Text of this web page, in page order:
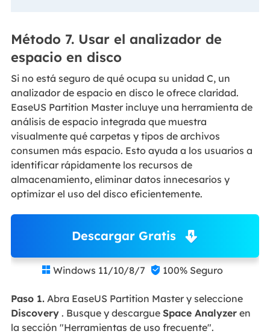
Método 7. Usar el analizador de
espacio en disco
Si no está seguro de qué ocupa su unidad C, un
analizador de espacio en disco le ofrece claridad.
EaseUS Partition Master incluye una herramienta de
análisis de espacio integrada que muestra
visualmente qué carpetas y tipos de archivos
consumen más espacio. Esto ayuda a los usuarios a
identificar rápidamente los recursos de
almacenamiento, eliminar datos innecesarios y
optimizar el uso del disco eficientemente.
Descargar Gratis
 Windows 11/10/8/7  100% Seguro
Paso 1.Abra EaseUS Partition Master y seleccione
Discovery. Busque y descargue Space Analyzeren
la sección "Herramientas de uso frecuente".